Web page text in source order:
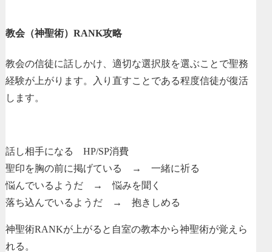
教会（神聖術）RANK攻略
教会の信徒に話しかけ、適切な選択肢を選ぶことで聖務
経験が上がります。入り直すことである程度信徒が復活
します。
話し相手になる HP/SP消費
聖印を胸の前に掲げている → 一緒に祈る
悩んでいるようだ → 悩みを聞く
落ち込んでいるようだ → 抱きしめる
神聖術RANKが上がると自室の教本から神聖術が覚えら
れる。